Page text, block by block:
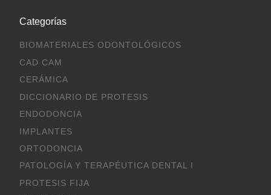
Categorías
BIOMATERIALES ODONTOLÓGICOS
CAD CAM
CERÁMICA
DICCIONARIO DE PROTESIS
ENDODONCIA
IMPLANTES
ORTODONCIA
PATOLOGÍA Y TERAPÉUTICA DENTAL I
PROTESIS FIJA